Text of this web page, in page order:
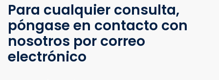
Para cualquier consulta,
póngase en contacto con
nosotros por correo
electrónico